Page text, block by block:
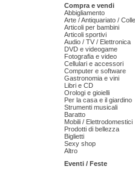
Compra e vendi
Abbigliamento
Arte / Antiquariato /
Articoli per bambini
Articoli sportivi
Audio / TV / Elettronica
DVD e videogame
Fotografia e video
Cellulari e accessori
Computer e software
Gastronomia e vini
Libri e CD
Orologi e gioielli
Per la casa e il giardino
Strumenti musicali
Baratto
Mobili / Elettrodomestici
Prodotti di bellezza
Biglietti
Sexy shop
Altro
Eventi / Feste